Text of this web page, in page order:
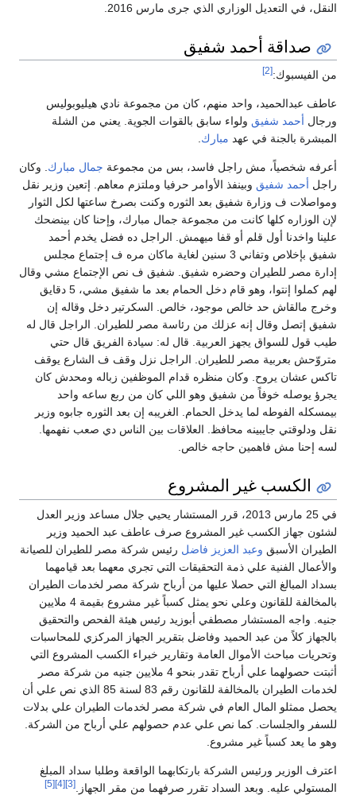
النقل، في التعديل الوزاري الذي جرى مارس 2016.
صداقة أحمد شفيق
من الفيسبوك:[2]
عاطف عبدالحميد، واحد منهم، كان من مجموعة نادي هيليوبوليس
ورجال أحمد شفيق ولواء سابق بالقوات الجوية. يعني من الشلة
المبشرة بالجنة في عهد مبارك.
أعرفه شخصياً، مش راجل فاسد، بس من مجموعة جمال مبارك. وكان
راجل أحمد شفيق وبينفذ الأوامر حرفيا وملتزم معاهم. إتعين وزير نقل
ومواصلات ف وزارة شفيق بعد الثوره وكنت بصرخ ساعتها لكل الثوار
لإن الوزاره كلها كانت من مجموعة جمال مبارك، وإحنا كان بينضحك
علينا واخدنا أول قلم أو قفا ميهمش. الراجل ده فضل يخدم أحمد
شفيق بإخلاص وتفاني 3 سنين لغاية ماكان مره ف إجتماع مجلس
إدارة مصر للطيران وحضره شفيق. شفيق ف نص الإجتماع مشي وقال
لهم كملوا إنتوا، وهو قام دخل الحمام بعد ما شفيق مشي، 5 دقايق
وخرج مالقاش حد خالص موجود، خالص. السكرتير دخل وقاله إن
شفيق إتصل وقال إنه عزلك من رئاسة مصر للطيران. الراجل قال له
طيب قول للسواق يجهز العربية. قال له: سيادة الفريق قال حتي
متروّحش بعربية مصر للطيران. الراجل نزل وقف ف الشارع يوقف
تاكس عشان يروح. وكان منظره قدام الموظفين زباله ومحدش كان
يجرؤ يوصله خوفاً من شفيق وهو اللي كان من ربع ساعه واحد
بيمسكله الفوطه لما يدخل الحمام. الغريبه إن بعد الثوره جابوه وزير
نقل ودلوقتي جايبينه محافظ. العلاقات بين الناس دي صعب نفهمها.
لسه إحنا مش فاهمين حاجه خالص.
الكسب غير المشروع
في 25 مارس 2013، قرر المستشار يحيي جلال مساعد وزير العدل
لشئون جهاز الكسب غير المشروع صرف عاطف عبد الحميد وزير
الطيران الأسبق وعبد العزيز فاضل رئيس شركة مصر للطيران للصيانة
والأعمال الفنية علي ذمة التحقيقات التي تجري معهما بعد قيامهما
بسداد المبالغ التي حصلا عليها من أرباح شركة مصر لخدمات الطيران
بالمخالفة للقانون وعلي نحو يمثل كسباً غير مشروع بقيمة 4 ملايين
جنيه. واجه المستشار مصطفي أبوزيد رئيس هيئة الفحص والتحقيق
بالجهاز كلاً من عبد الحميد وفاضل بتقرير الجهاز المركزي للمحاسبات
وتحريات مباحث الأموال العامة وتقارير خبراء الكسب المشروع التي
أثبتت حصولهما علي أرباح تقدر بنحو 4 ملايين جنيه من شركة مصر
لخدمات الطيران بالمخالفة للقانون رقم 83 لسنة 85 الذي نص علي أن
يحصل ممثلو المال العام في شركة مصر لخدمات الطيران علي بدلات
للسفر والجلسات. كما نص علي عدم حصولهم علي أرباح من الشركة.
وهو ما يعد كسباً غير مشروع.
اعترف الوزير ورئيس الشركة بارتكابهما الواقعة وطلبا سداد المبلغ
المستولي عليه. وبعد السداد تقرر صرفهما من مقر الجهاز.
[3]
[4]
[5]